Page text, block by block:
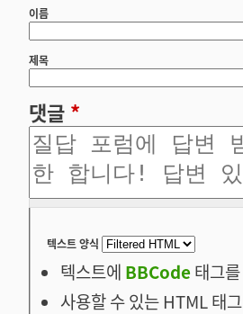
이름
제목
댓글 *
텍스트 양식
텍스트에 BBCode태그
사용할 수 있는 HTML